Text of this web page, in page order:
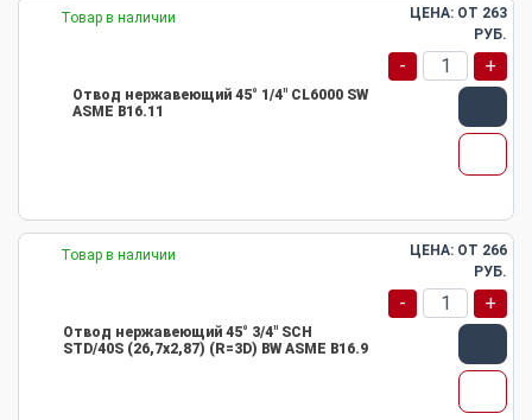
Товар в наличии
Отвод нержавеющий 45° 1/4" CL6000 SW
ASME B16.11
ЦЕНА: ОТ 263
РУБ.
- +
Товар в наличии
Отвод нержавеющий 45° 3/4" SCH
STD/40S (26,7х2,87) (R=3D) BW ASME B16.9
ЦЕНА: ОТ 266
РУБ.
- +